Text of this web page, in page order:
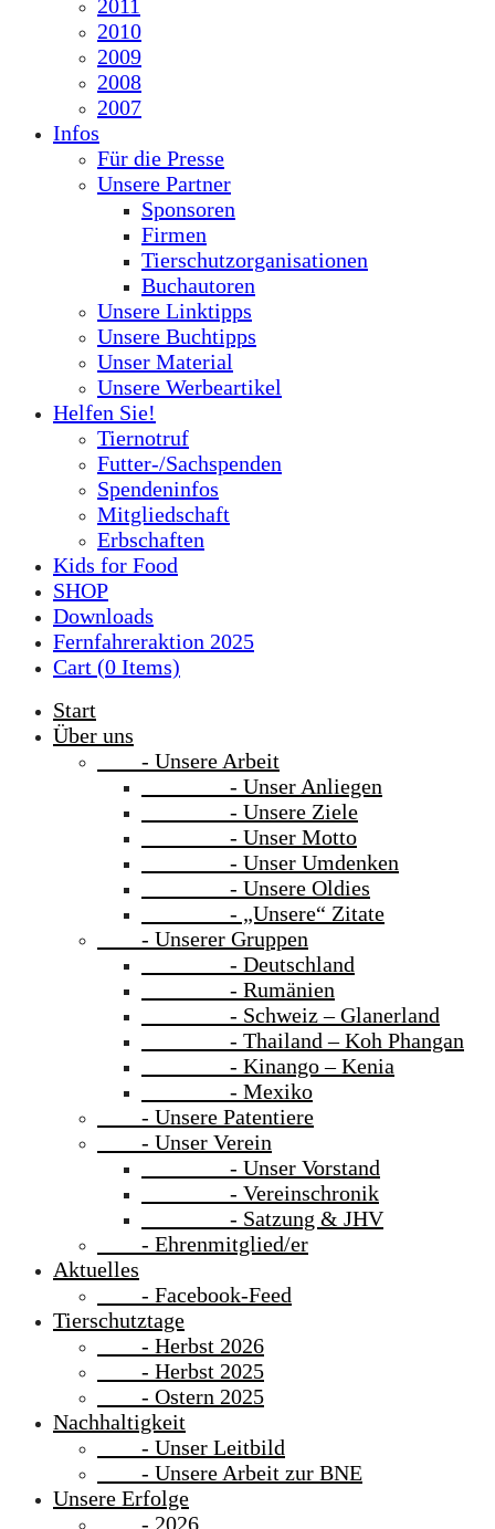
2011
2010
2009
2008
2007
Infos
Für die Presse
Unsere Partner
Sponsoren
Firmen
Tierschutzorganisationen
Buchautoren
Unsere Linktipps
Unsere Buchtipps
Unser Material
Unsere Werbeartikel
Helfen Sie!
Tiernotruf
Futter-/Sachspenden
Spendeninfos
Mitgliedschaft
Erbschaften
Kids for Food
SHOP
Downloads
Fernfahreraktion 2025
Cart (0 Items)
Start
Über uns
- Unsere Arbeit
- Unser Anliegen
- Unsere Ziele
- Unser Motto
- Unser Umdenken
- Unsere Oldies
- „Unsere“ Zitate
- Unserer Gruppen
- Deutschland
- Rumänien
- Schweiz – Glanerland
- Thailand – Koh Phangan
- Kinango – Kenia
- Mexiko
- Unsere Patentiere
- Unser Verein
- Unser Vorstand
- Vereinschronik
- Satzung & JHV
- Ehrenmitglied/er
Aktuelles
- Facebook-Feed
Tierschutztage
- Herbst 2026
- Herbst 2025
- Ostern 2025
Nachhaltigkeit
- Unser Leitbild
- Unsere Arbeit zur BNE
Unsere Erfolge
- 2026